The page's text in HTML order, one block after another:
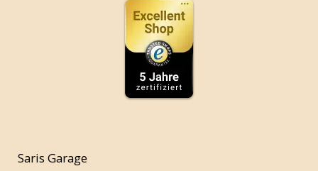
Saris Garage